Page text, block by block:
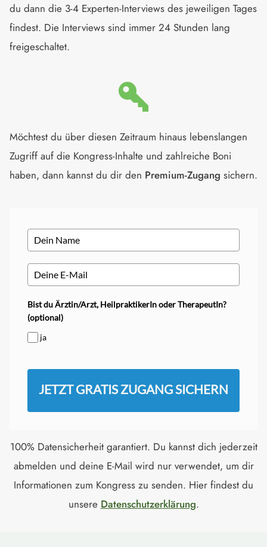
du dann die 3-4 Experten-Interviews des jeweiligen Tages
findest. Die Interviews sind immer 24 Stunden lang
freigeschaltet.
Möchtest du über diesen Zeitraum hinaus lebenslangen
Zugriff auf die Kongress-Inhalte und zahlreiche Boni
haben, dann kannst du dir den Premium-Zugang sichern.
Bist du Ärztin/Arzt, HeilpraktikerIn oder TherapeutIn?
(optional)
ja
JETZT GRATIS ZUGANG SICHERN
100% Datensicherheit garantiert. Du kannst dich jederzeit
abmelden und deine E-Mail wird nur verwendet, um dir
Informationen zum Kongress zu senden. Hier findest du
unsere Datenschutzerklärung.